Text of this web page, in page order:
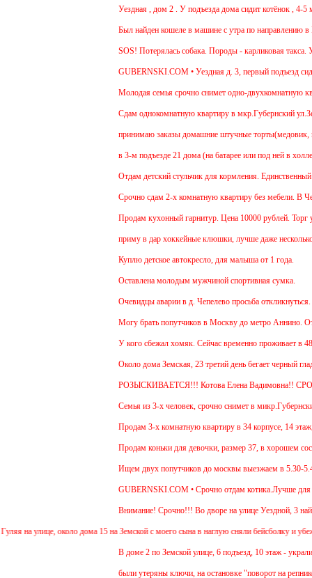
Уездная , дом 2 . У подъезда дома сидит котёнок , 4-5
Был найден кошеле в машине с утра по направлению в
SOS! Потерялась собака. Породы - карликовая такса.
GUBERNSKI.COM • Уездная д. 3, первый подъезд
Молодая семья срочно снимет одно-двухкомнатную
Cдам однокомнатную квартиру в мкр.Губернский
принимаю заказы домашние штучные торты(медовик,
в 3-м подъезде 21 дома (на батарее или под ней в
Отдам детский стульчик для кормления. Единственный
Срочно сдам 2-х комнатную квартиру без мебели. В
Продам кухонный гарнитур. Цена 10000 рублей. Торг
приму в дар хоккейные клюшки, лучше даже несколько:)
Куплю детское автокресло, для малыша от 1 года.
Оставлена молодым мужчиной спортивная сумка.
Очевидцы аварии в д. Чепелево просьба откликнуться.
Могу брать попутчиков в Москву до метро Аннино.
У кого сбежал хомяк. Сейчас временно проживает в
Около дома Земская, 23 третий день бегает черный
РОЗЫСКИВАЕТСЯ!!! Котова Елена Вадимовна!!
Семья из 3-х человек, срочно снимет в
Продам 3-х комнатную квартиру в 34 корпусе, 14
Продам коньки для девочки, размер 37, в хорошем
Ищем двух попутчиков до москвы выезжаем в 5.30-
GUBERNSKI.COM • Срочно отдам котика.Лучше для
Внимание! Срочно!!! Во дворе на улице Уездной, 3
улице, около дома 15 на Земской с моего сына в наглую сняли бейсболку и
В доме 2 по Земской улице, 6 подъезд, 10 этаж - украли
были утеряны ключи, на остановке "поворот на